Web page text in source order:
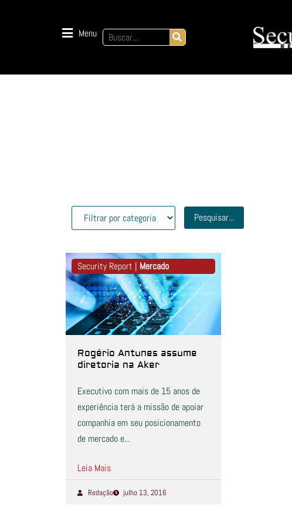
Menu
Pesquisar...
Security Report | Mercado
Rogério Antunes assume
diretoria na Aker
Executivo com mais de 15 anos de
experiência terá a missão de apoiar
companhia em seu posicionamento
de mercado e...
Leia Mais
Redação julho 13, 2016